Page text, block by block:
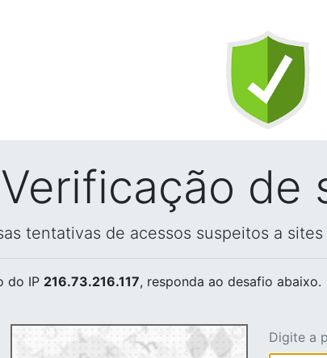
Verificação de
tentativas de acessos suspeitos a
do IP 216.73.216.117, responda ao desafio abaixo.
Digite a